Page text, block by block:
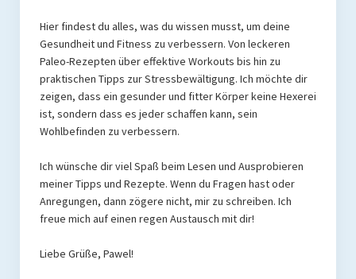
Hier findest du alles, was du wissen musst, um deine
Gesundheit und Fitness zu verbessern. Von leckeren
Paleo-Rezepten über effektive Workouts bis hin zu
praktischen Tipps zur Stressbewältigung. Ich möchte dir
zeigen, dass ein gesunder und fitter Körper keine Hexerei
ist, sondern dass es jeder schaffen kann, sein
Wohlbefinden zu verbessern.
Ich wünsche dir viel Spaß beim Lesen und Ausprobieren
meiner Tipps und Rezepte. Wenn du Fragen hast oder
Anregungen, dann zögere nicht, mir zu schreiben. Ich
freue mich auf einen regen Austausch mit dir!
Liebe Grüße, Pawel!